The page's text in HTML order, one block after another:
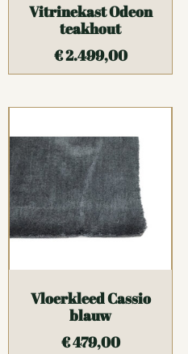
Vitrinekast Odeon
teakhout
€2.499,00
Vloerkleed Cassio
blauw
€479,00